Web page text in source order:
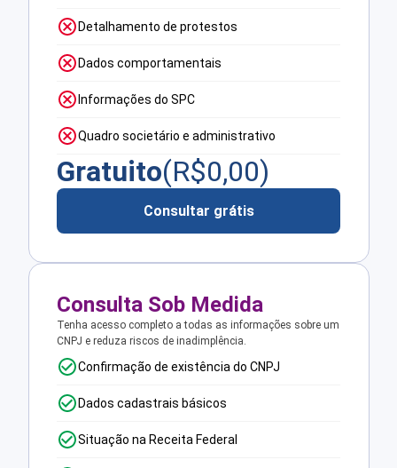
Detalhamento de protestos
Dados comportamentais
Informações do SPC
Quadro societário e administrativo
Gratuito(R$0,00)
Consultar grátis
Consulta Sob Medida
Tenha acesso completo a todas as informações sobre um
CNPJ e reduza riscos de inadimplência.
Confirmação de existência do CNPJ
Dados cadastrais básicos
Situação na Receita Federal